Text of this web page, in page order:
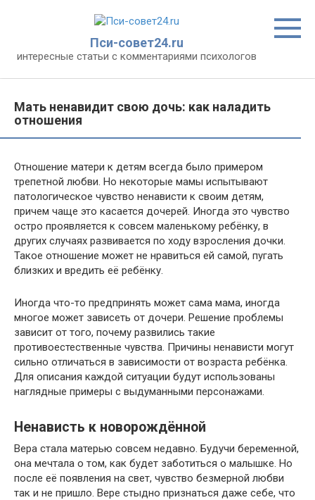
Пси-совет24.ru
интересные статьи с комментариями психологов
Мать ненавидит свою дочь: как наладить
отношения
Отношение матери к детям всегда было примером
трепетной любви. Но некоторые мамы испытывают
патологическое чувство ненависти к своим детям,
причем чаще это касается дочерей. Иногда это чувство
остро проявляется к совсем маленькому ребёнку, в
других случаях развивается по ходу взросления дочки.
Такое отношение может не нравиться ей самой, пугать
близких и вредить её ребёнку.
Иногда что-то предпринять может сама мама, иногда
многое может зависеть от дочери. Решение проблемы
зависит от того, почему развились такие
противоестественные чувства. Причины ненависти могут
сильно отличаться в зависимости от возраста ребёнка.
Для описания каждой ситуации будут использованы
наглядные примеры с выдуманными персонажами.
Ненависть к новорождённой
Вера стала матерью совсем недавно. Будучи беременной,
она мечтала о том, как будет заботиться о малышке. Но
после её появления на свет, чувство безмерной любви
так и не пришло. Вере стыдно признаться даже себе, что